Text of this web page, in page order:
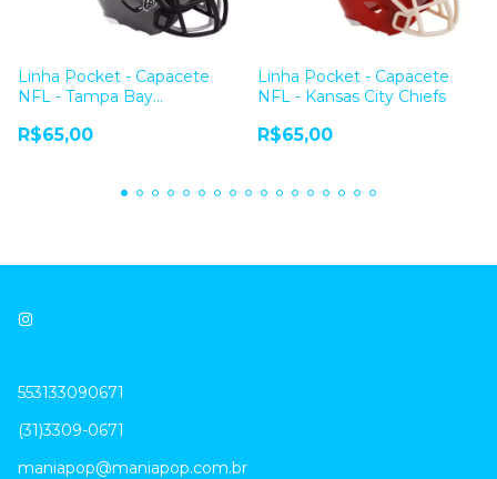
Linha Pocket - Capacete
NFL - Tampa Bay
R$65,00
Linha Pocket - Capacete
NFL - Kansas City Chiefs
R$65,00
553133090671
(31)3309-0671
maniapop@maniapop.com.br